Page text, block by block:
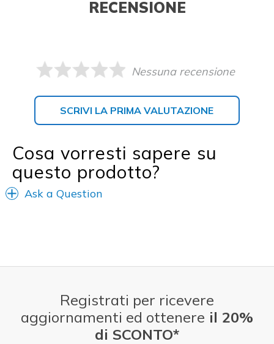
RECENSIONE
Nessuna recensione
SCRIVI LA PRIMA VALUTAZIONE
Cosa vorresti sapere su
questo prodotto?
Ask a Question
Registrati per ricevere
aggiornamenti ed ottenere il 20%
di SCONTO*